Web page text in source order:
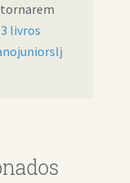
tornarem
3 livros